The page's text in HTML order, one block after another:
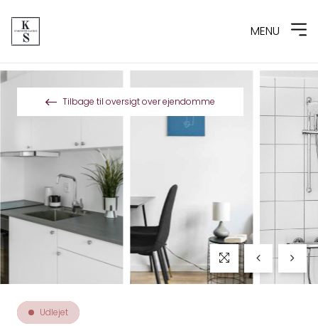
Spring til indhold
MENU
Tilbage til oversigt over ejendomme
Udlejet